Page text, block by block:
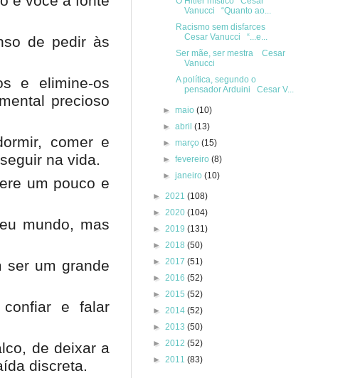
de pedir às
e elimine-os
precioso
comer e
na vida.
um pouco e
mundo, mas
ser um grande
e falar
de deixar a
discreta.
Vanucci “Quanto ao...
Racismo sem disfarces
Cesar Vanucci “...e...
Ser mãe, ser mestra Cesar
Vanucci
A política, segundo o
pensador Arduini Cesar V...
►maio(10)
►abril(13)
►março(15)
►fevereiro(8)
►janeiro(10)
► 2021 (108)
► 2020 (104)
► 2019 (131)
► 2018 (50)
► 2017 (51)
► 2016 (52)
► 2015 (52)
► 2014 (52)
► 2013 (50)
► 2012 (52)
► 2011 (83)